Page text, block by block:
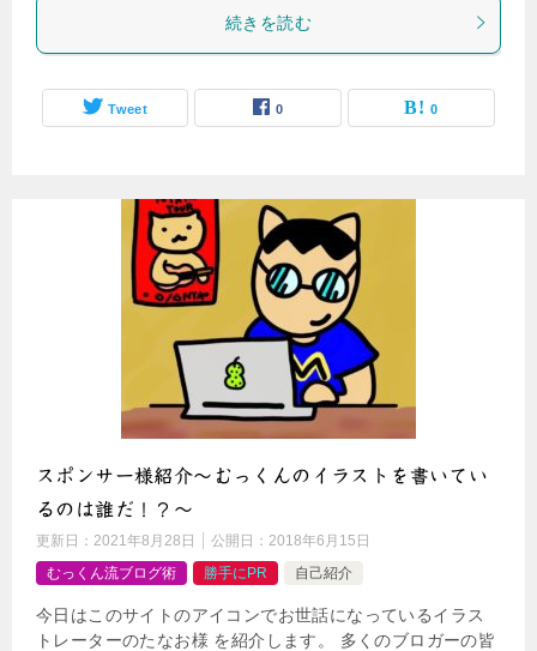
続きを読む
Tweet 0 0
スポンサー様紹介〜むっくんのイラストを書いてい
るのは誰だ！？〜
更新日： 2021年8月28日 公開日： 2018年6月15日
むっくん流ブログ術
勝手にPR 自己紹介
今日はこのサイトのアイコンでお世話になっているイラス
トレーターのたなお様 を紹介します。 多くのブロガーの皆